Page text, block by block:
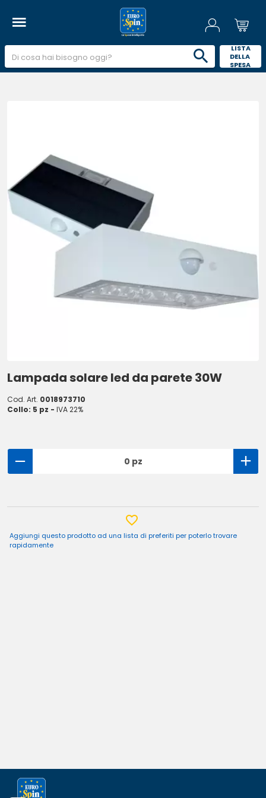
LISTA
DELLA
SPESA
Lampada solare led da parete 30W
Cod. Art. 0018973710
Collo: 5 pz - IVA 22%
0 pz
Aggiungi questo prodotto ad una lista di preferiti per poterlo trovare
rapidamente